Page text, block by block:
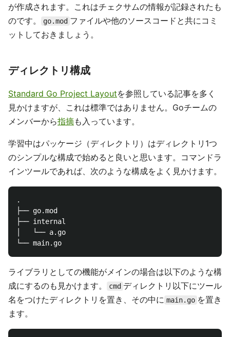
が作成されます。これはチェクサムの情報が記録されたも
のです。
go.mod ファイルや他のソースコードと共にコミ
ットしておきましょう。
ディレクトリ構成
Standard Go Project Layoutを参照している記事を多く
見かけますが、これは標準ではありません。Goチームの
メンバーから指摘も入っています。
学習中はパッケージ（ディレクトリ）はディレクトリ1つ
のシンプルな構成で始めると良いと思います。コマンドラ
インツールであれば、次のような構成をよく見かけます。
.
├── go.mod
├── internal
│   └── a.go
ライブラリとしての機能がメインの場合は以下のような構
成にするのも見かけます。
cmd ディレクトリ以下にツール
名をつけたディレクトリを置き、その中に main.go を置き
ます。